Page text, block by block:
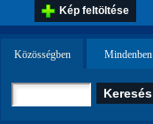
Kép feltöltése
Közösségben Mindenben